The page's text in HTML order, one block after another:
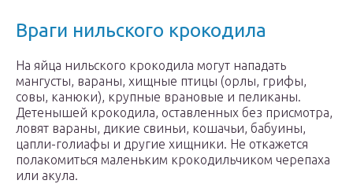
Враги нильского крокодила
На яйца нильского крокодила могут нападать
мангусты, вараны, хищные птицы (орлы, грифы,
совы, канюки), крупные врановые и пеликаны.
Детенышей крокодила, оставленных без присмотра,
ловят вараны, дикие свиньи, кошачьи, бабуины,
цапли-голиафы и другие хищники. Не откажется
полакомиться маленьким крокодильчиком черепаха
или акула.